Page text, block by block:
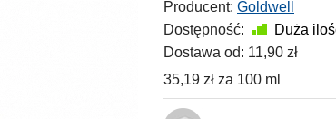
Producent: Goldwell
Dostępność:
Duża
Dostawa od: 11,90 zł
35,19 zł za 100 ml